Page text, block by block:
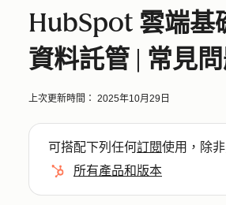
HubSpot 雲端基
資料託管 | 常見
上次更新時間： 2025年10月29日
可搭配下列任何訂閱使用，除
所有產品和版本